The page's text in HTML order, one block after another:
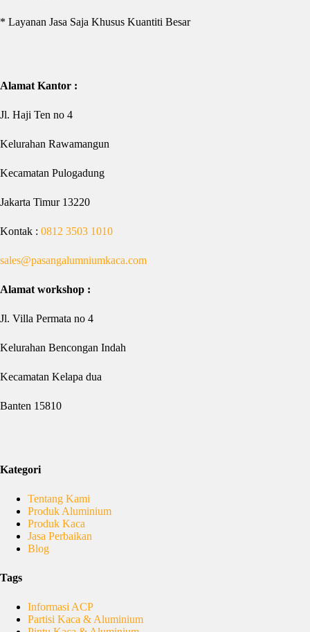
* Layanan Jasa Saja Khusus Kuantiti Besar
Alamat Kantor :
Jl. Haji Ten no 4
Kelurahan Rawamangun
Kecamatan Pulogadung
Jakarta Timur 13220
Kontak : 0812 3503 1010
sales@pasangalumniumkaca.com
Alamat workshop :
Jl. Villa Permata no 4
Kelurahan Bencongan Indah
Kecamatan Kelapa dua
Banten 15810
Kategori
Tentang Kami
Produk Aluminium
Produk Kaca
Jasa Perbaikan
Blog
Tags
Informasi ACP
Partisi Kaca & Aluminium